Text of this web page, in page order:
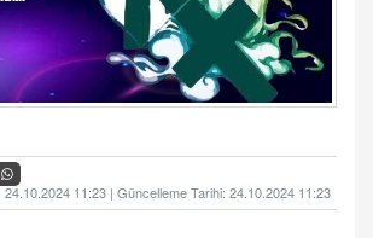
24.10.2024 11:23 | Güncelleme Tarihi: 24.10.2024 11:23